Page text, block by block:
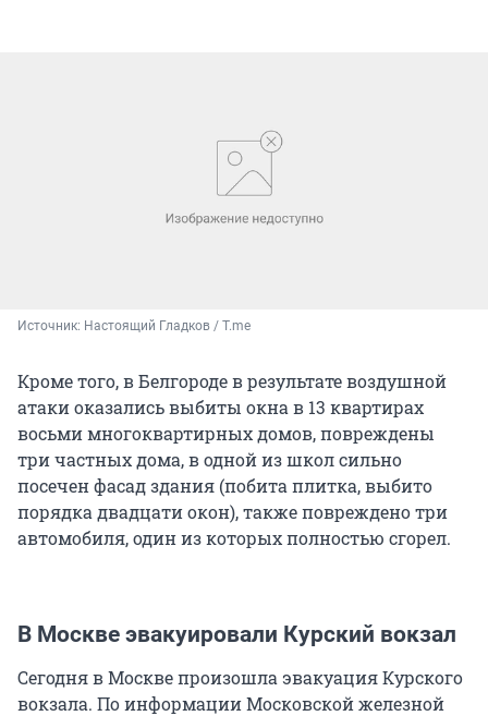
Источник: Настоящий Гладков / T.me
Кроме того, в Белгороде в результате воздушной
атаки оказались выбиты окна в 13 квартирах
восьми многоквартирных домов, повреждены
три частных дома, в одной из школ сильно
посечен фасад здания (побита плитка, выбито
порядка двадцати окон), также повреждено три
автомобиля, один из которых полностью сгорел.
В Москве эвакуировали Курский вокзал
Сегодня в Москве произошла эвакуация Курского
вокзала. По информации Московской железной